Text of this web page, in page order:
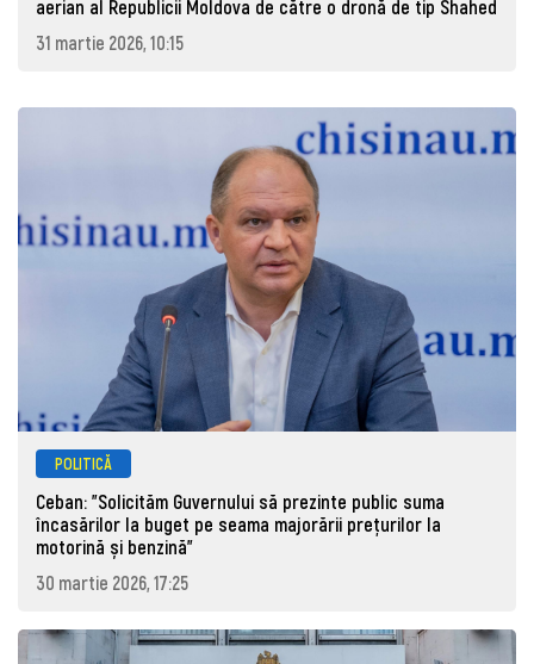
aerian al Republicii Moldova de către o dronă de tip Shahed
31 martie 2026, 10:15
POLITICĂ
Ceban: "Solicităm Guvernului să prezinte public suma
încasărilor la buget pe seama majorării prețurilor la
motorină și benzină"
30 martie 2026, 17:25